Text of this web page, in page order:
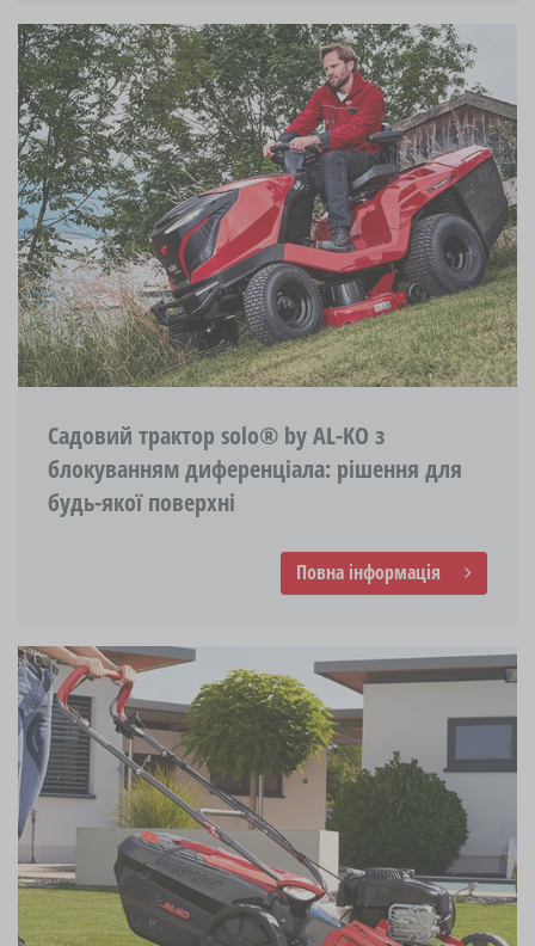
Садовий трактор solo® by AL-KO з
блокуванням диференціала: рішення для
будь-якої поверхні
Повна інформація